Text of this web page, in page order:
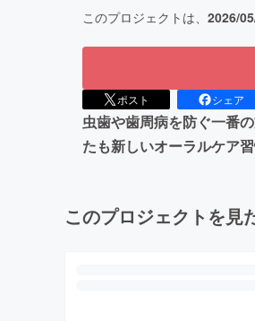
このプロジェクトは、 2026/
ポスト シェア
虫歯や歯周病を防ぐ一番
たも新しいオーラルケア
このプロジェクトを見